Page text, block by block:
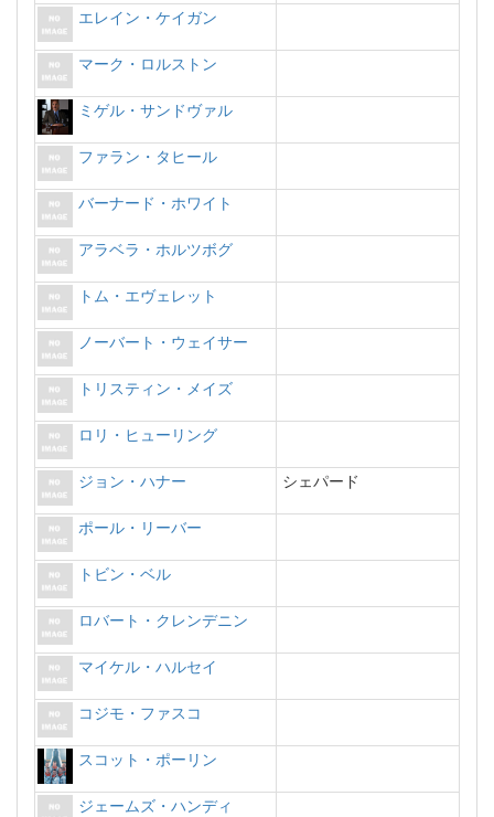
エレイン・ケイガン
マーク・ロルストン
ミゲル・サンドヴァル
ファラン・タヒール
バーナード・ホワイト
アラベラ・ホルツボグ
トム・エヴェレット
ノーバート・ウェイサー
トリスティン・メイズ
ロリ・ヒューリング
ジョン・ハナー シェパード
ポール・リーバー
トビン・ベル
ロバート・クレンデニン
マイケル・ハルセイ
コジモ・ファスコ
スコット・ポーリン
ジェームズ・ハンディ